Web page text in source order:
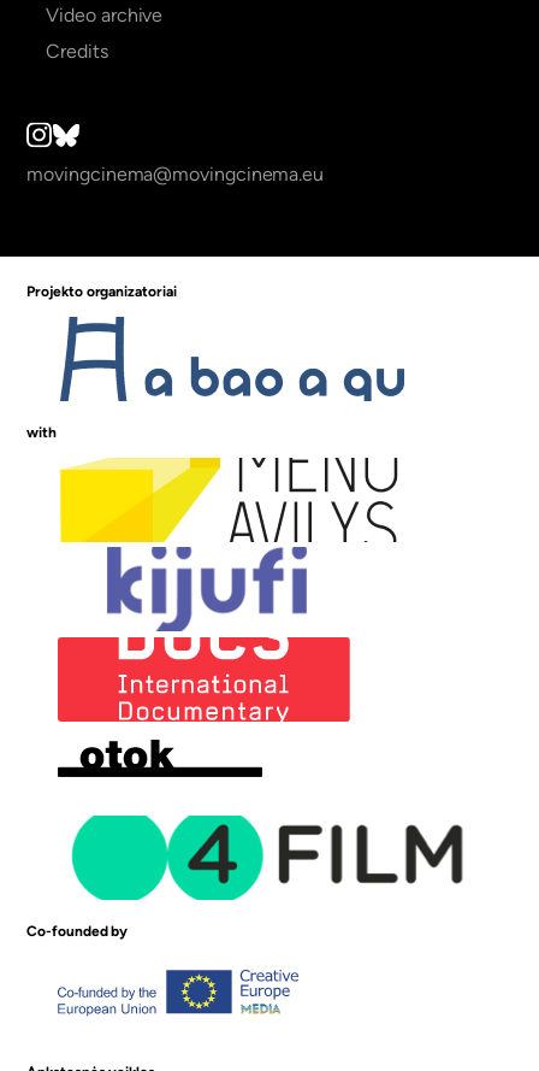
Video archive
Credits
movingcinema@movingcinema.eu
Projekto organizatoriai
with
Co-founded by